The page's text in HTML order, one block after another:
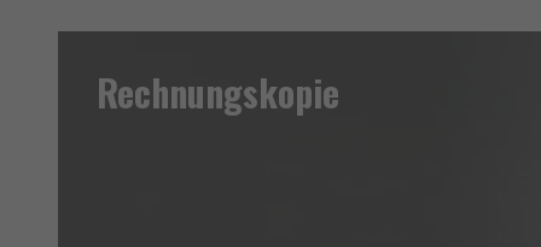
Rechnungskopie